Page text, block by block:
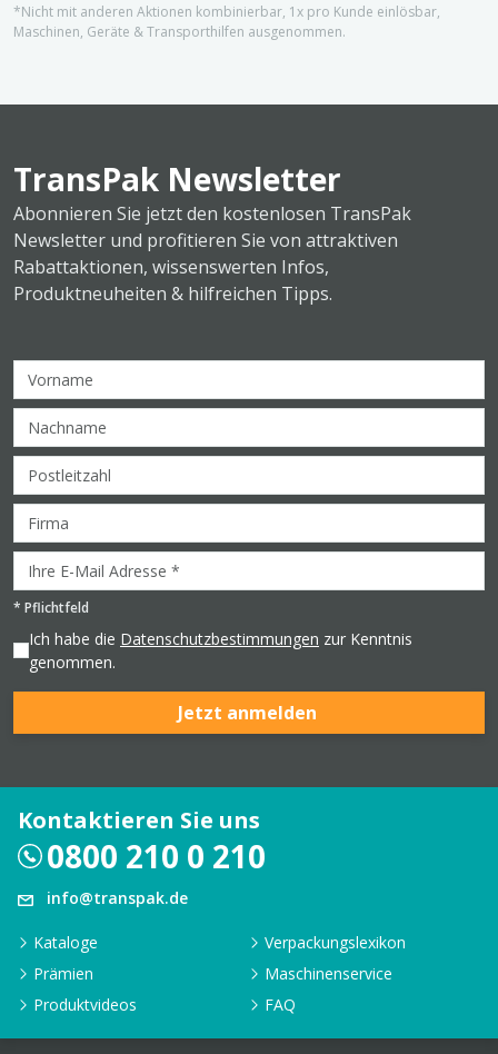
*Nicht mit anderen Aktionen kombinierbar, 1x pro Kunde einlösbar,
Maschinen, Geräte & Transporthilfen ausgenommen.
TransPak Newsletter
Abonnieren Sie jetzt den kostenlosen TransPak
Newsletter und profitieren Sie von attraktiven
Rabattaktionen, wissenswerten Infos,
Produktneuheiten & hilfreichen Tipps.
* Pflichtfeld
Ich habe die Datenschutzbestimmungen zur Kenntnis
genommen.
Jetzt anmelden
Kontaktieren Sie uns
0800 210 0 210
info@transpak.de
Kataloge
Verpackungslexikon
Prämien
Maschinenservice
Produktvideos
FAQ